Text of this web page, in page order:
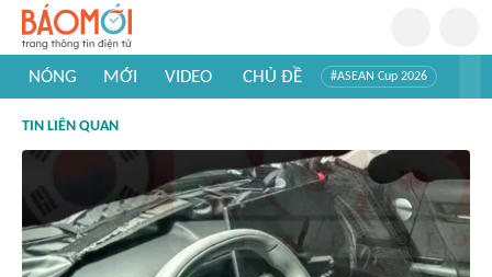
NÓNG MỚI VIDEO CHỦ ĐỀ #ASEAN Cup 2026
#Khám phá Việt Nam
TIN LIÊN QUAN